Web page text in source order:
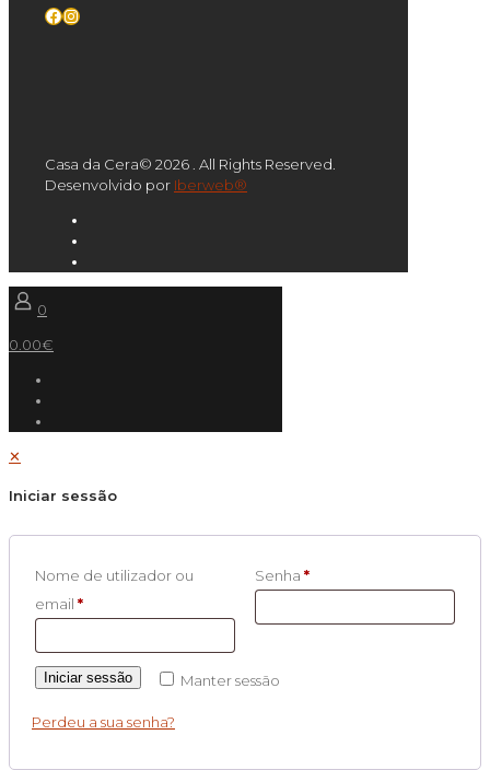
Facebook
Instagram
Casa da Cera© 2026 . All Rights Reserved.
Desenvolvido por Iberweb®
0
0.00€
✕
Iniciar sessão
Nome de utilizador ou
email *
Senha *
Manter sessão
Iniciar sessão
Perdeu a sua senha?